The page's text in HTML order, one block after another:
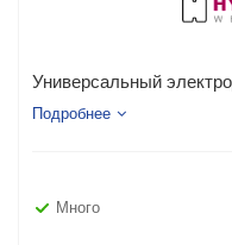
Универсальный
Подробнее
Много